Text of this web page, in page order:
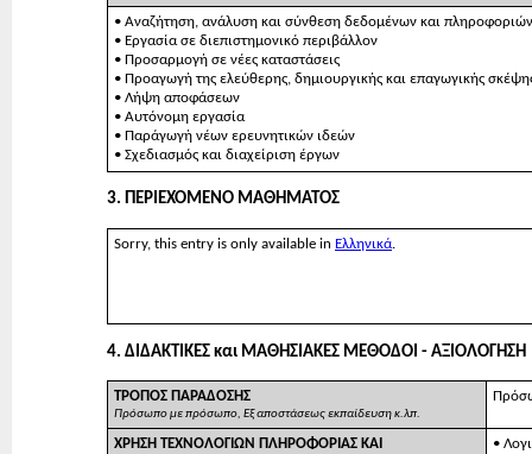
• Αναζήτηση, ανάλυση και σύνθεση δεδομένων και
• Εργασία σε διεπιστημονικό περιβάλλον
• Προσαρμογή σε νέες καταστάσεις
• Προαγωγή της ελεύθερης, δημιουργικής και επαγωγικής
• Λήψη αποφάσεων
• Αυτόνομη εργασία
• Παράγωγή νέων ερευνητικών ιδεών
• Σχεδιασμός και διαχείριση έργων
3. ΠΕΡΙΕΧΟΜΕΝΟ ΜΑΘΗΜΑΤΟΣ
Sorry, this entry is only available in Ελληνικά.
4. ΔΙΔΑΚΤΙΚΕΣ και ΜΑΘΗΣΙΑΚΕΣ ΜΕΘΟΔΟΙ - ΑΞΙΟΛΟΓΗΣΗ
ΤΡΟΠΟΣ ΠΑΡΑΔΟΣΗΣ
Πρόσωπο με πρόσωπο, Εξ αποστάσεως εκπαίδευση κ.λπ.
ΧΡΗΣΗ ΤΕΧΝΟΛΟΓΙΩΝ ΠΛΗΡΟΦΟΡΙΑΣ ΚΑΙ
•